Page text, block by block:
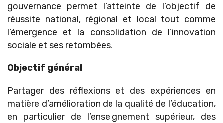
gouvernance permet l’atteinte de l’objectif de
réussite national, régional et local tout comme
l’émergence et la consolidation de l’innovation
sociale et ses retombées.
Objectif général
Partager des réflexions et des expériences en
matière d’amélioration de la qualité de l’éducation,
en particulier de l’enseignement supérieur, des